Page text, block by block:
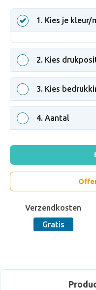
1 . Kies je kleur/
2. Kies
3. Kies
4. Aantal
Verzendkosten
Gratis